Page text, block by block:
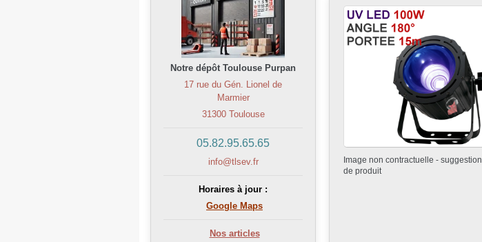
Notre dépôt Toulouse Purpan
17 rue du Gén. Lionel de
Marmier
31300 Toulouse
05.82.95.65.65
info@tlsev.fr
Horaires à jour :
Google Maps
Nos articles
Image non contractuelle - suggestion
de produit